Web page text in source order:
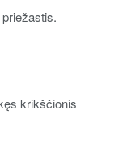
krikščionis